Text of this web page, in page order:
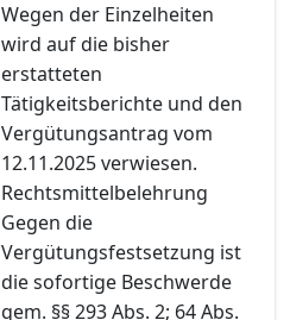
Wegen der Einzelheiten
wird auf die bisher
erstatteten
Tätigkeitsberichte und den
Vergütungsantrag vom
12.11.2025 verwiesen.
Rechtsmittelbelehrung
Gegen die
Vergütungsfestsetzung ist
die sofortige Beschwerde
gem. §§ 293 Abs. 2; 64 Abs.